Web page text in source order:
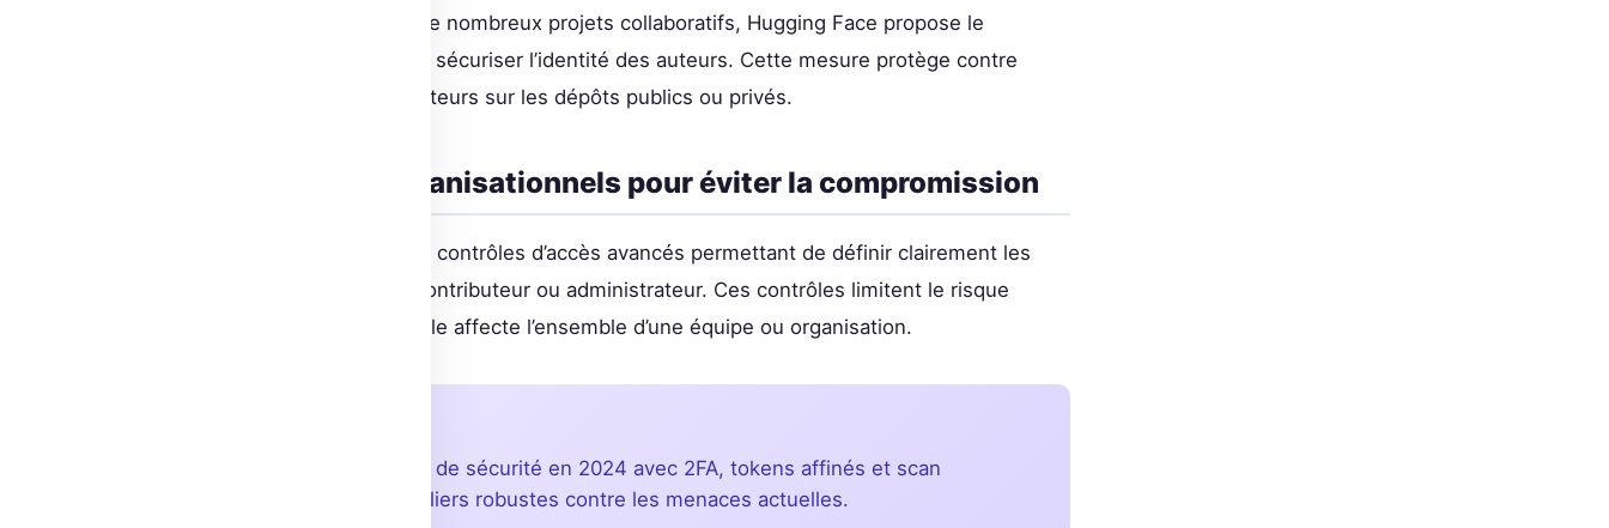
Git étant la colonne vertébrale de nombreux projets collaboratifs, Hugging Face propose le
« commit signing » via GPG pour sécuriser l’identité des auteurs. Cette mesure protège contre
l’usurpation d’identité de committeurs sur les dépôts publics ou privés.
Contrôles d’accès organisationnels pour éviter la compromission
Les organisations bénéficient de contrôles d’accès avancés permettant de définir clairement les
rôles des utilisateurs : lecteur, contributeur ou administrateur. Ces contrôles limitent le risque
qu’une compromission individuelle affecte l’ensemble d’une équipe ou organisation.
Hugging Face étoffe sa suite de sécurité en 2024 avec 2FA, tokens affinés et scan
automatisé, offrant des boucliers robustes contre les menaces actuelles.